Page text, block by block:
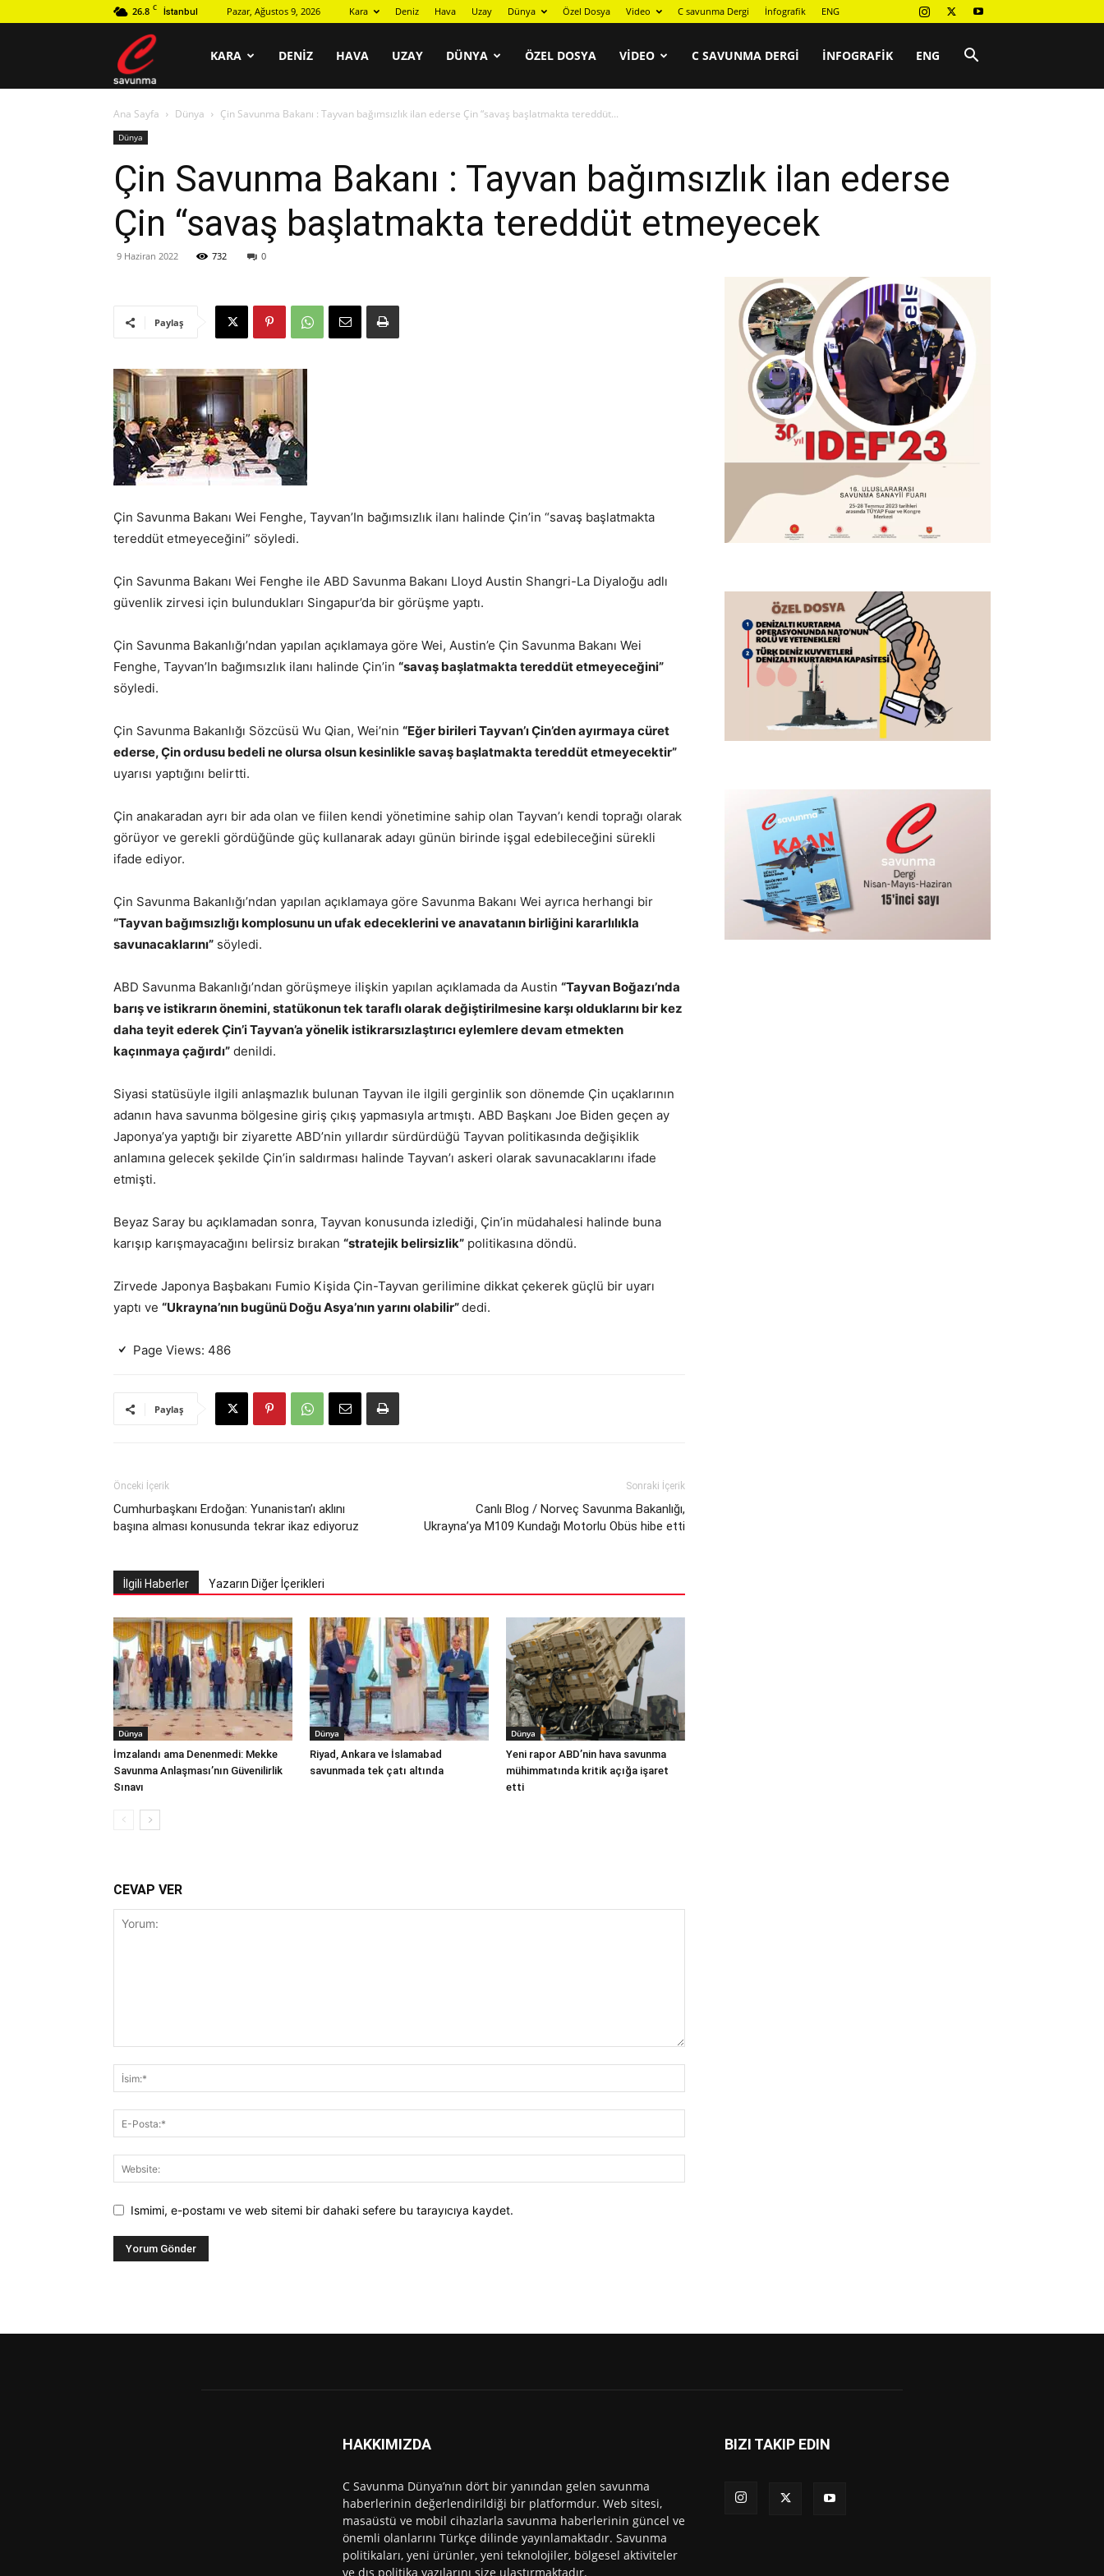
26.8 C İstanbul Pazar, Ağustos 9, 2026 Kara Deniz Hava Uzay Dünya Özel Dosya Video C savunma Dergi İnfografik ENG
savunma
KARA DENIZ HAVA UZAY DÜNYA ÖZEL DOSYA VIDEO C SAVUNMA DERGI İNFOGRAFIK ENG
Ana Sayfa Dünya Çin Savunma Bakanı : Tayvan bağımsızlık ilan ederse Çin “savaş başlatmakta tereddüt...
Dünya
Çin Savunma Bakanı : Tayvan bağımsızlık ilan ederse
Çin “savaş başlatmakta tereddüt etmeyecek
9 Haziran 2022 732 0
Paylaş
Çin Savunma Bakanı Wei Fenghe, Tayvan’In bağımsızlık ilanı halinde Çin’in “savaş başlatmakta
tereddüt etmeyeceğini” söyledi.
Çin Savunma Bakanı Wei Fenghe ile ABD Savunma Bakanı Lloyd Austin Shangri-La Diyaloğu adlı
güvenlik zirvesi için bulundukları Singapur’da bir görüşme yaptı.
Çin Savunma Bakanlığı’ndan yapılan açıklamaya göre Wei, Austin’e Çin Savunma Bakanı Wei
Fenghe, Tayvan’In bağımsızlık ilanı halinde Çin’in “savaş başlatmakta tereddüt etmeyeceğini”
söyledi.
Çin Savunma Bakanlığı Sözcüsü Wu Qian, Wei’nin “Eğer birileri Tayvan’ı Çin’den ayırmaya cüret
ederse, Çin ordusu bedeli ne olursa olsun kesinlikle savaş başlatmakta tereddüt etmeyecektir”
uyarısı yaptığını belirtti.
Çin anakaradan ayrı bir ada olan ve fiilen kendi yönetimine sahip olan Tayvan’ı kendi toprağı olarak
görüyor ve gerekli gördüğünde güç kullanarak adayı günün birinde işgal edebileceğini sürekli
ifade ediyor.
Çin Savunma Bakanlığı’ndan yapılan açıklamaya göre Savunma Bakanı Wei ayrıca herhangi bir
“Tayvan bağımsızlığı komplosunu un ufak edeceklerini ve anavatanın birliğini kararlılıkla
savunacaklarını” söyledi.
ABD Savunma Bakanlığı’ndan görüşmeye ilişkin yapılan açıklamada da Austin “Tayvan Boğazı’nda
barış ve istikrarın önemini, statükonun tek taraflı olarak değiştirilmesine karşı olduklarını bir kez
daha teyit ederek Çin’i Tayvan’a yönelik istikrarsızlaştırıcı eylemlere devam etmekten
kaçınmaya çağırdı” denildi.
Siyasi statüsüyle ilgili anlaşmazlık bulunan Tayvan ile ilgili gerginlik son dönemde Çin uçaklarının
adanın hava savunma bölgesine giriş çıkış yapmasıyla artmıştı. ABD Başkanı Joe Biden geçen ay
Japonya’ya yaptığı bir ziyarette ABD’nin yıllardır sürdürdüğü Tayvan politikasında değişiklik
anlamına gelecek şekilde Çin’in saldırması halinde Tayvan’ı askeri olarak savunacaklarını ifade
etmişti.
Beyaz Saray bu açıklamadan sonra, Tayvan konusunda izlediği, Çin’in müdahalesi halinde buna
karışıp karışmayacağını belirsiz bırakan “stratejik belirsizlik” politikasına döndü.
Zirvede Japonya Başbakanı Fumio Kişida Çin-Tayvan gerilimine dikkat çekerek güçlü bir uyarı
yaptı ve “Ukrayna’nın bugünü Doğu Asya’nın yarını olabilir”dedi.
Page Views: 486
Paylaş
Önceki İçerik
Cumhurbaşkanı Erdoğan: Yunanistan’ı aklını
başına alması konusunda tekrar ikaz ediyoruz
Sonraki İçerik
Canlı Blog / Norveç Savunma Bakanlığı,
Ukrayna’ya M109 Kundağı Motorlu Obüs hibe etti
İlgili Haberler Yazarın Diğer İçerikleri
Dünya
İmzalandı ama Denenmedi: Mekke
Savunma Anlaşması’nın Güvenilirlik
Sınavı
Dünya
Riyad, Ankara ve İslamabad
savunmada tek çatı altında
Dünya
Yeni rapor ABD’nin hava savunma
mühimmatında kritik açığa işaret
etti
CEVAP VER
Ismimi, e-postamı ve web sitemi bir dahaki sefere bu tarayıcıya kaydet.
HAKKIMIZDA
C Savunma Dünya’nın dört bir yanından gelen savunma
haberlerinin değerlendirildiği bir platformdur. Web sitesi,
masaüstü ve mobil cihazlarla savunma haberlerinin güncel ve
önemli olanlarını Türkçe dilinde yayınlamaktadır. Savunma
politikaları, yeni ürünler, yeni teknolojiler, bölgesel aktiviteler
ve dış politika yazılarını size ulaştırmaktadır.
BIZI TAKIP EDIN